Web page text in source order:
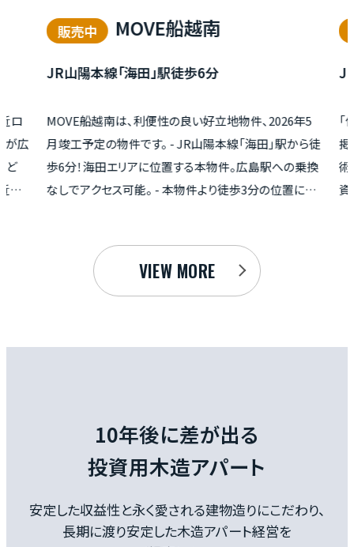
VIEW MORE
船越南
田」駅徒歩6分
、利便性の良い好立地物件、2026年5
です。 - JR山陽本線「海田」駅から徒
アに位置する本物件。広島駅への乗換
可能。 - 本物件より徒歩3分の位置にあ
、いざという時に安心。 - 売主直販の
が不要でコストを抑えられます。 - 住
MOVE
JR呉線「広」駅 徒歩5分
「住まいは、ただの箱じゃ
掲げる「MOVE広駅前」は
術品（Modern Vertu）」
資用アパートです 。JR呉
て高い客付け能力を備え
された視点から見れば、
を採用することで、通常は
10年後に差が出る
投資用木造アパート
安定した収益性と永く愛される建物造りにこだわり、
長期に渡り安定した木造アパート経営を